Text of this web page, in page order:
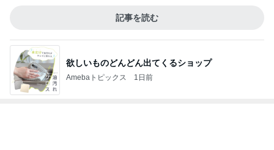
記事を読む
欲しいものどんどん出てくるショップ
Amebaトピックス 1日前